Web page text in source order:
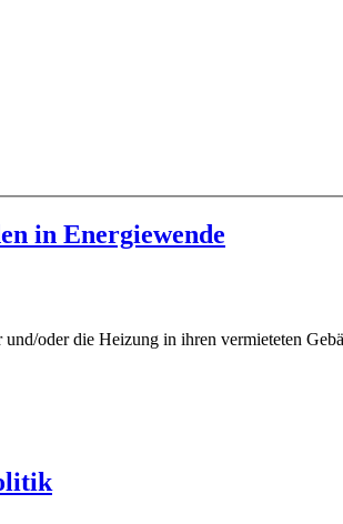
in Energiewende
oder die Heizung in ihren vermieteten